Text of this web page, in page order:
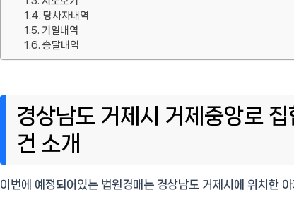
당사자내역
기일내역
송달내역
경상남도 거제시 거제중앙로
건 소개
이번에 예정되어있는 법원경매는 경상남도 거제시에 위치한